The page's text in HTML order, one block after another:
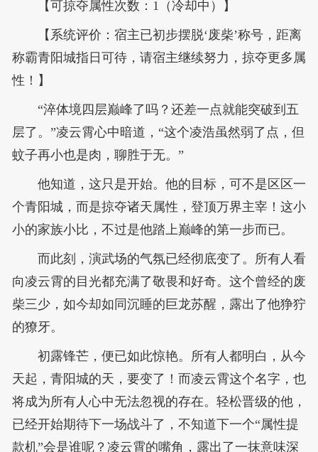
【可掠夺属性次数：1（冷却中）】
【系统评价：宿主已初步摆脱‘废柴’称号，距离
称霸青阳城指日可待，请宿主继续努力，掠夺更多属
性！】
“淬体境四层巅峰了吗？还差一点就能突破到五
层了。”凌云霄心中暗道，“这个凌浩虽然弱了点，但
蚊子再小也是肉，聊胜于无。”
他知道，这只是开始。他的目标，可不是区区一
个青阳城，而是掠夺诸天属性，登顶万界主宰！这小
小的家族小比，不过是他踏上巅峰的第一步而已。
而此刻，演武场的气氛已经彻底变了。所有人看
向凌云霄的目光都充满了敬畏和好奇。这个曾经的废
柴三少，如今却如同沉睡的巨龙苏醒，露出了他狰狞
的獠牙。
初露锋芒，便已如此惊艳。所有人都明白，从今
天起，青阳城的天，要变了！而凌云霄这个名字，也
将成为所有人心中无法忽视的存在。轻松晋级的他，
已经开始期待下一场战斗了，不知道下一个“属性提
款机”会是谁呢？凌云霄的嘴角，露出了一抹意味深